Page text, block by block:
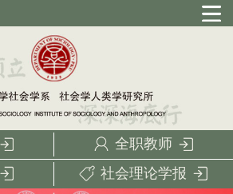
全职教师
社会理论学报